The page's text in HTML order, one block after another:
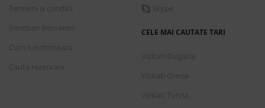
CELE MAI CAUTATE TARI